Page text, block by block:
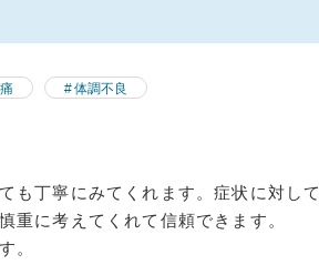
体調不良
も丁寧にみてくれます。症状に対して
重に考えてくれて信頼できます。
。